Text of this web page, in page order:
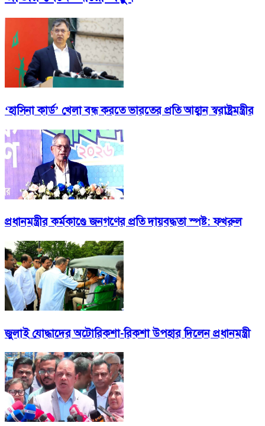
‘হাসিনা কার্ড’ খেলা বন্ধ করতে ভারতের প্রতি আহ্বান স্বরাষ্ট্রমন্ত্রীর
প্রধানমন্ত্রীর কর্মকাণ্ডে জনগণের প্রতি দায়বদ্ধতা স্পষ্ট: ফখরুল
জুলাই যোদ্ধাদের অটোরিকশা-রিকশা উপহার দিলেন প্রধানমন্ত্রী